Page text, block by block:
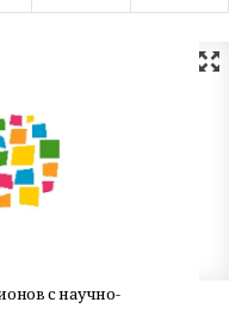
с научно-